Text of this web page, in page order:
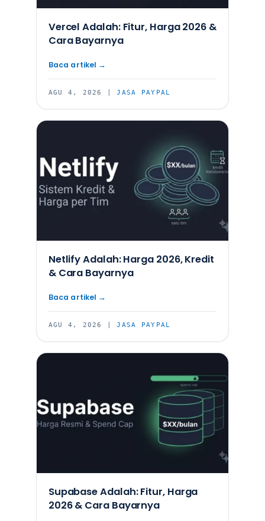
Vercel Adalah: Fitur, Harga 2026 &
Cara Bayarnya
AGU 4, 2026 |JASA PAYPAL
Netlify Adalah: Harga 2026, Kredit
& Cara Bayarnya
AGU 4, 2026 |JASA PAYPAL
Supabase Adalah: Fitur, Harga
2026 & Cara Bayarnya